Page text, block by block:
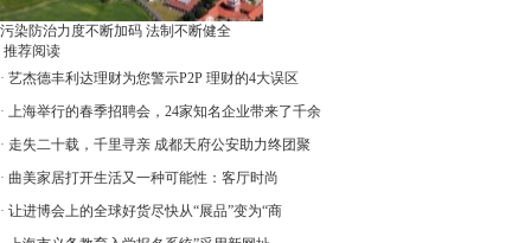
污染防治力度不断加码 法制不断健全
推荐阅读
· 艺杰德丰利达理财为您警示P2P 理财的4大误区
· 上海举行的春季招聘会，24家知名企业带来了千余
· 走失二十载，千里寻亲 成都天府公安助力终团聚
· 曲美家居打开生活又一种可能性：客厅时尚
· 让进博会上的全球好货尽快从“展品”变为“商